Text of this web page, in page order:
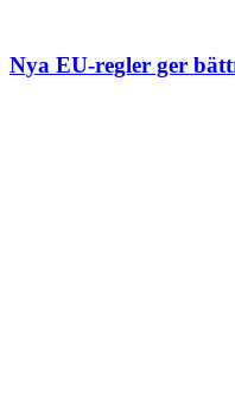
Nya EU-regler ger